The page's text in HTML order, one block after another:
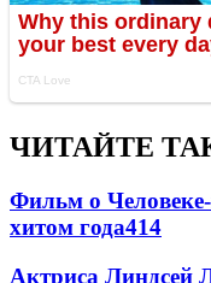
ЧИТАЙТЕ
Фильм о
хитом года414
Актриса Линдсей